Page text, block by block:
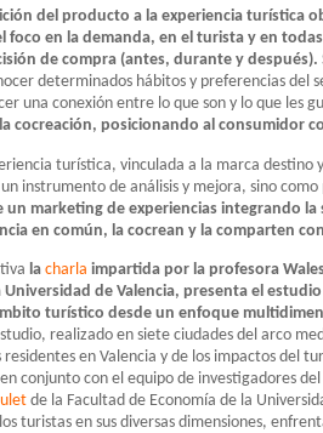
del producto a la experiencia turística
foco en la demanda, en el turista y en
de compra (antes, durante y después).
determinados hábitos y preferencias
una conexión entre lo que son y lo que les
cocreación, posicionando al consumidor
turística, vinculada a la marca
instrumento de análisis y mejora, sino
un marketing de experiencias integrando
en común, la cocrean y la comparten
lacharla impartida por la profesora
Universidad de Valencia, presenta el
turístico desde un enfoque
realizado en siete ciudades del arco
residentes en Valencia y de los impactos del
conjunto con el equipo de investigadores
de la Facultad de Economía de la
turistas en sus diversas dimensiones,